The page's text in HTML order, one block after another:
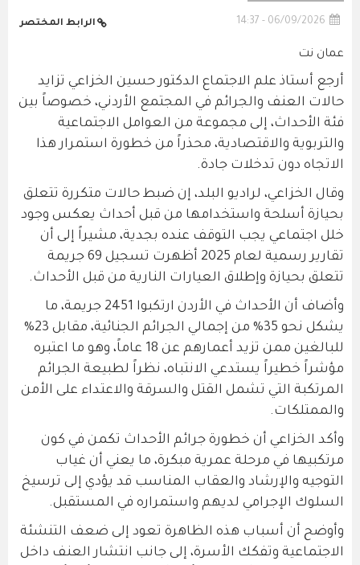
06/09/2026 - 14:37 الرابط المختصر
عمان نت
أرجع أستاذ علم الاجتماع الدكتور حسين الخزاعي تزايد
حالات العنف والجرائم في المجتمع الأردني، خصوصاً بين
فئة الأحداث، إلى مجموعة من العوامل الاجتماعية
والتربوية والاقتصادية، محذراً من خطورة استمرار هذا
الاتجاه دون تدخلات جادة.
وقال الخزاعي، لراديو البلد، إن ضبط حالات متكررة تتعلق
بحيازة أسلحة واستخدامها من قبل أحداث يعكس وجود
خلل اجتماعي يجب التوقف عنده بجدية، مشيراً إلى أن
تقارير رسمية لعام 2025 أظهرت تسجيل 69 جريمة
تتعلق بحيازة وإطلاق العيارات النارية من قبل الأحداث.
وأضاف أن الأحداث في الأردن ارتكبوا 2451 جريمة، ما
يشكل نحو 35% من إجمالي الجرائم الجنائية، مقابل 23%
للبالغين ممن تزيد أعمارهم عن 18 عاماً، وهو ما اعتبره
مؤشراً خطيراً يستدعي الانتباه، نظراً لطبيعة الجرائم
المرتكبة التي تشمل القتل والسرقة والاعتداء على الأمن
والممتلكات.
وأكد الخزاعي أن خطورة جرائم الأحداث تكمن في كون
مرتكبيها في مرحلة عمرية مبكرة، ما يعني أن غياب
التوجيه والإرشاد والعقاب المناسب قد يؤدي إلى ترسيخ
السلوك الإجرامي لديهم واستمراره في المستقبل.
وأوضح أن أسباب هذه الظاهرة تعود إلى ضعف التنشئة
الاجتماعية وتفكك الأسرة، إلى جانب انتشار العنف داخل